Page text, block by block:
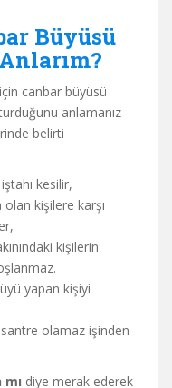
Büyüsü
için canbar büyüsü
anlamanız
belirti
kesilir,
kişilere karşı
kişilerin
yapan kişiyi
olamaz işinden
diye merak ederek